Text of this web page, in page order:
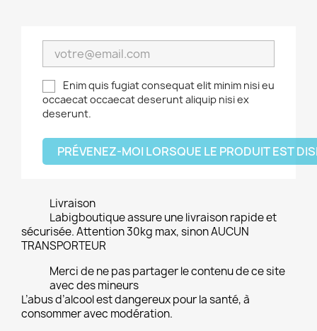
Enim quis fugiat consequat elit minim nisi eu
occaecat occaecat deserunt aliquip nisi ex
deserunt.
PRÉVENEZ-MOI LORSQUE LE PRODUIT EST
Livraison
Labigboutique assure une livraison rapide et
sécurisée. Attention 30kg max, sinon AUCUN
TRANSPORTEUR
Merci de ne pas partager le contenu de ce site
avec des mineurs
L’abus d’alcool est dangereux pour la santé, à
consommer avec modération.